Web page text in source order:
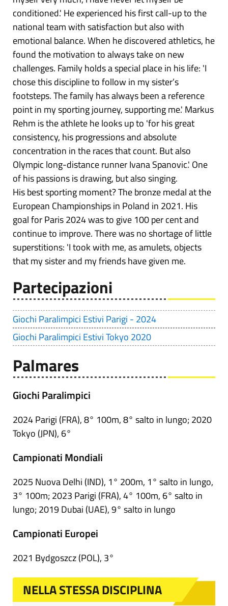
conditioned.' He experienced his first call-up to the
national team with satisfaction but also with
emotional balance. When he discovered athletics, he
found the motivation to always take on new
challenges. Family holds a special place in his life: 'I
chose this discipline to follow in my sister’s
footsteps. The family has always been a reference
point in my sporting journey, supporting me.' Markus
Rehm is the athlete he looks up to 'for his great
consistency, his progressions and absolute
concentration in the races that count. But also
Olympic long-distance runner Ivana Spanovic.' One
of his passions is drawing, but also singing.
His best sporting moment? The bronze medal at the
European Championships in Poland in 2021. His
goal for Paris 2024 was to give 100 per cent and
continue to improve. There was no shortage of little
superstitions: 'I took with me, as amulets, objects
that my sister and my friends have given me.
Partecipazioni
Giochi Paralimpici Estivi Parigi - 2024
Giochi Paralimpici Estivi Tokyo 2020
Palmares
Giochi Paralimpici
2024 Parigi (FRA), 8° 100m, 8° salto in lungo; 2020
Tokyo (JPN), 6°
Campionati Mondiali
2025 Nuova Delhi (IND), 1° 200m, 1° salto in lungo,
3° 100m; 2023 Parigi (FRA), 4° 100m, 6° salto in
lungo; 2019 Dubai (UAE), 9° salto in lungo
Campionati Europei
2021 Bydgoszcz (POL), 3°
NELLA STESSA DISCIPLINA